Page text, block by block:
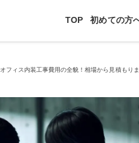
TOP 初めての方
オフィス内装工事費用の全貌！相場から見積もり